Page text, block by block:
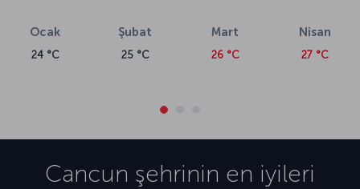
Ocak
24 °C
Şubat
25 °C
Mart
26 °C
Nisan
27 °C
Cancun şehrinin en iyileri